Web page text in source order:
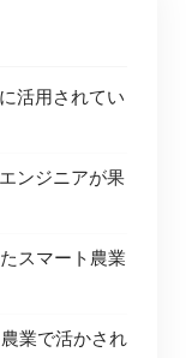
活用されてい
ンジニアが果
スマート農業
業で活かされ